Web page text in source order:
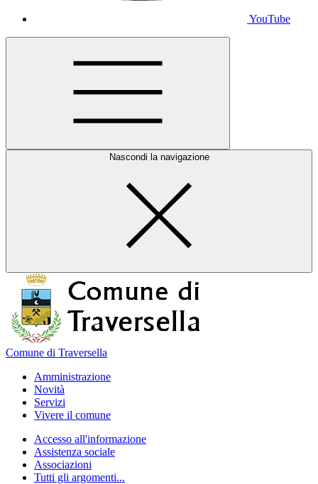
YouTube
Nascondi la navigazione
Comune di Traversella
Amministrazione
Novità
Servizi
Vivere il comune
Accesso all'informazione
Assistenza sociale
Associazioni
Tutti gli argomenti...